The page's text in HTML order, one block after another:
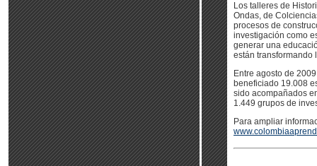
Los talleres de
Ondas, de
procesos de
investigación como
generar una
están transformando
Entre agosto de
beneficiado 19.008
sido acompañados
1.449 grupos de
Para ampliar